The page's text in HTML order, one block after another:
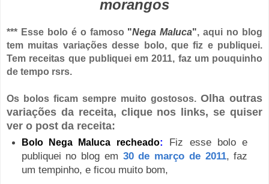
morangos
*** Esse bolo é o famoso "Nega Maluca", aqui no blog
tem muitas variações desse bolo, que fiz e publiquei.
Tem receitas que publiquei em 2011, faz um pouquinho
de tempo rsrs.
Os bolos ficam sempre muito gostosos. Olha outras
variações da receita, clique nos links, se quiser
ver o post da receita:
Bolo Nega Maluca recheado: Fiz esse bolo e
publiquei no blog em 30 de março de 2011, faz
um tempinho, e ficou muito bom,